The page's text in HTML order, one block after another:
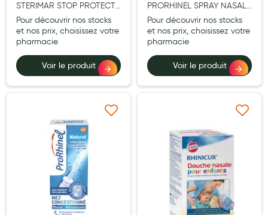
Protections auditives
Lunettes
Piluliers
Matériel medical
Prothèses mammaires externes
Médication familiale
Orthopédie
STERIMAR STOP PROTECT
ALLERGIE 20ML
Pour découvrir nos stocks
et nos prix, choisissez votre
pharmacie
Voir le produit
PRORHINEL SPRAY NASAL
JET TONIQUE ADULTE
100ML
Pour découvrir nos stocks
et nos prix, choisissez votre
pharmacie
Voir le produit
Ajouter à ma liste d’envie Ajouter à ma liste